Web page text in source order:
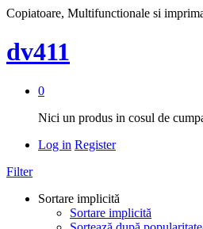
Copiatoare, Multifunctionale si
dv411
0
Nici un produs in cosul de
Log in Register
Filter
Sortare implicită
Sortare implicită